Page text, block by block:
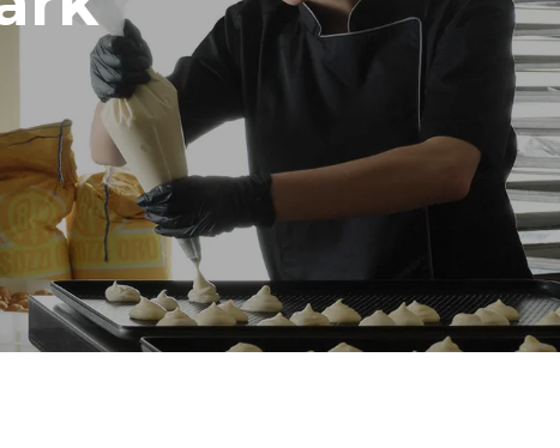
غير مشمول
الاستهلاك بالكيلوواط ساعة وانبعاثات ثاني أكسيد
الكربون
١٩٫٣ كيلوواط ساعة/يوم
weekly
year):
1 short wash